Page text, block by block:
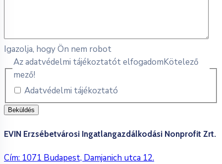
Igazolja, hogy Ön nem robot
Az adatvédelmi tájékoztatót elfogadomKötelező
mező!
Adatvédelmi tájékoztató
EVIN Erzsébetvárosi Ingatlangazdálkodási Nonprofit Zrt.
Cím: 1071 Budapest, Damjanich utca 12.